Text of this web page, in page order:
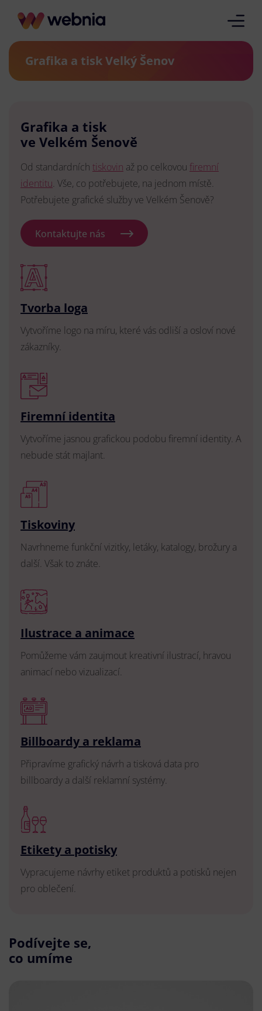
Grafika a tisk Velký Šenov
Grafika a tisk
ve Velkém Šenově
Od standardních tiskovin až po celkovou firemní
identitu. Vše, co potřebujete, na jednom místě.
Potřebujete grafické služby ve Velkém Šenově?
Kontaktujte nás
Tvorba loga
Vytvoříme logo na míru, které vás odliší a osloví nové
zákazníky.
Firemní identita
Vytvoříme jasnou grafickou podobu firemní identity. A
nebude stát majlant.
Tiskoviny
Navrhneme funkční vizitky, letáky, katalogy, brožury a
další. Však to znáte.
Ilustrace a animace
Pomůžeme vám zaujmout kreativní ilustrací, hravou
animací nebo vizualizací.
Billboardy a reklama
Připravíme grafický návrh a tisková data pro
billboardy a další reklamní systémy.
Etikety a potisky
Vypracujeme návrhy etiket produktů a potisků nejen
pro oblečení.
Podívejte se,
co umíme